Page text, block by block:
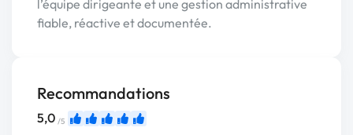
l’équipe dirigeante et une gestion administrative
fiable, réactive et documentée.
Recommandations
5,0 /5